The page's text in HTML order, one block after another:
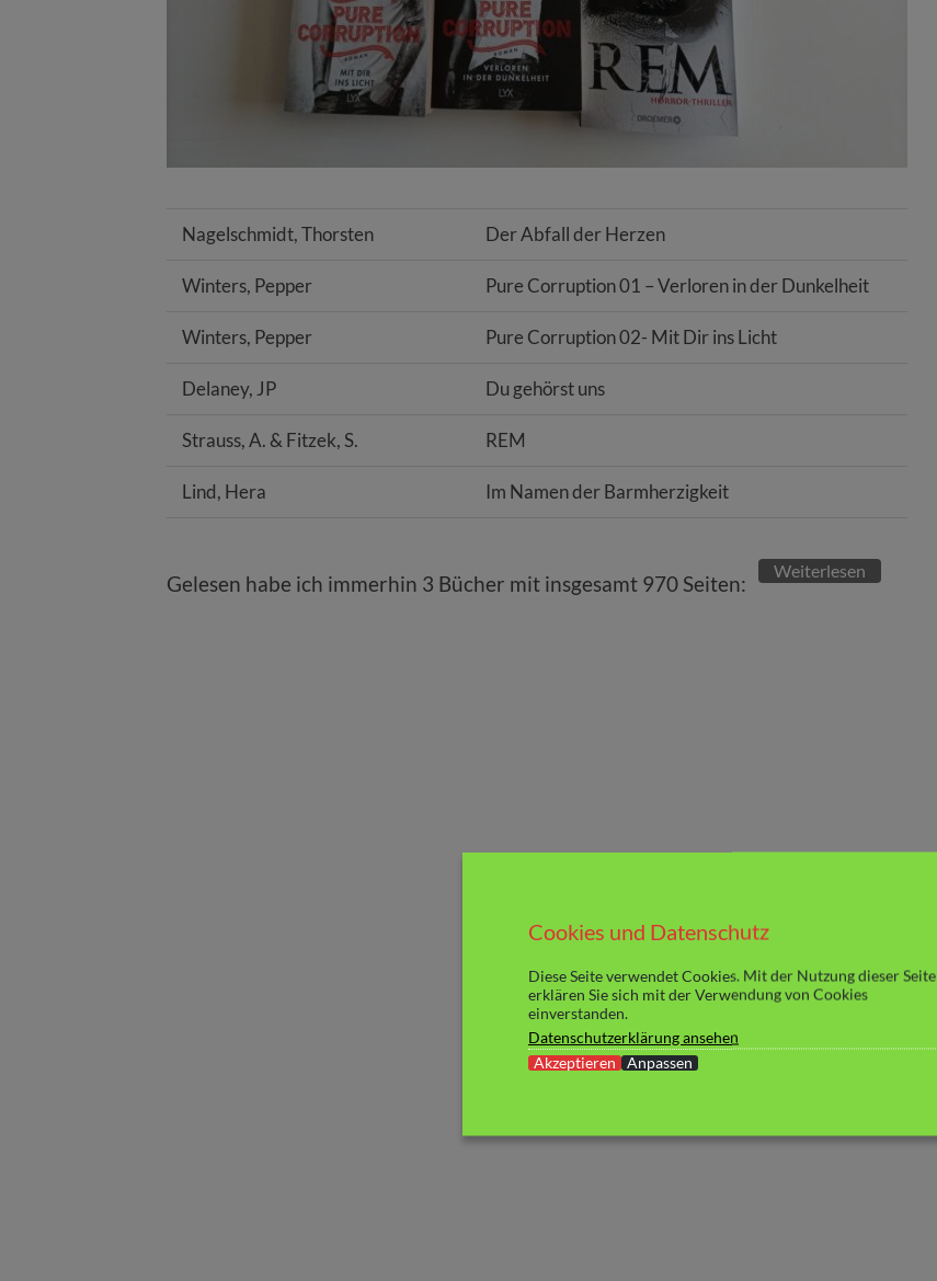
Nagelschmidt, Thorsten Der Abfall der Herzen
Winters, Pepper Pure Corruption 01 – Verloren in der Dunkelheit
Winters, Pepper Pure Corruption 02- Mit Dir ins Licht
Delaney, JP Du gehörst uns
Strauss, A. & Fitzek, S. REM
Lind, Hera Im Namen der Barmherzigkeit
Gelesen habe ich immerhin 3 Bücher mit insgesamt 970 Seiten:
Weiterlesen
Cookies und Datenschutz
Diese Seite verwendet Cookies. Mit der Nutzung dieser Seite
erklären Sie sich mit der Verwendung von Cookies
einverstanden.
Datenschutzerklärung ansehen
Akzeptieren
Anpassen